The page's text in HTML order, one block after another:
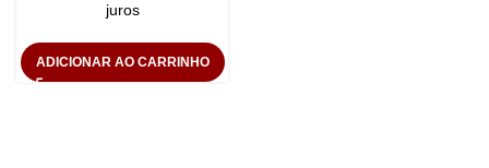
juros
ADICIONAR AO CARRINHO